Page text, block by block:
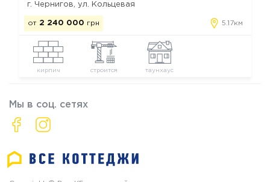
г. Чернигов, ул. Кольцевая
от 2 240 000 грн 5.17км
кирпич строится таунхаус
Мы в соц. сетях